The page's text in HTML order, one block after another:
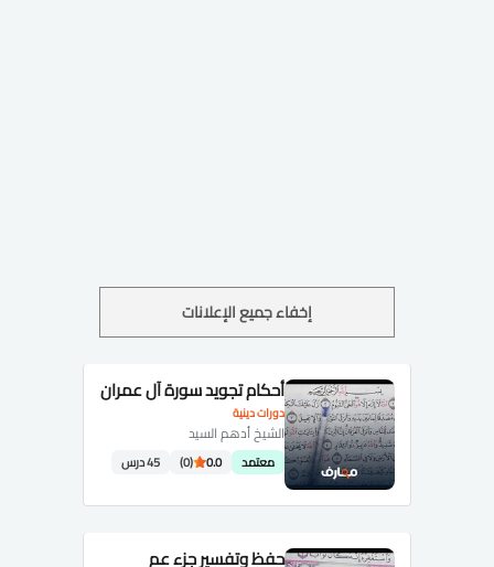
إخفاء جميع الإعلانات
دورات دينية
أحكام تجويد سورة آل عمران
الشيخ أدهم السيد
معتمد 0.0
(0) 45 درس
حفظ وتفسير جزء عم